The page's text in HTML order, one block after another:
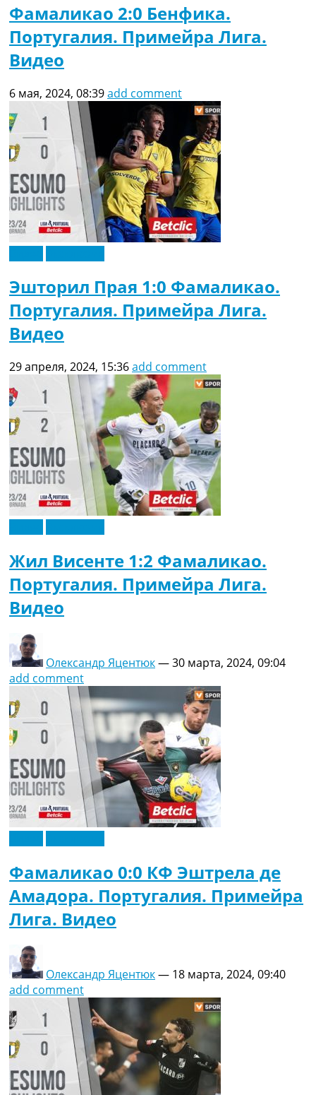
Фамаликао 2:0 Бенфика.
Португалия. Примейра Лига.
Видео
6 мая, 2024, 08:39add comment
Эшторил Прая 1:0 Фамаликао.
Португалия. Примейра Лига.
Видео
29 апреля, 2024, 15:36add comment
Жил Висенте 1:2 Фамаликао.
Португалия. Примейра Лига.
Видео
Олександр Яцентюк—30 марта, 2024, 09:04
add comment
Фамаликао 0:0 КФ Эштрела де
Амадора. Португалия. Примейра
Лига. Видео
Олександр Яцентюк— 18 марта, 2024, 09:40
add comment